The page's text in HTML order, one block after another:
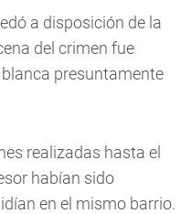
a disposición de la
del crimen fue
presuntamente
realizadas hasta el
habían sido
en el mismo barrio.